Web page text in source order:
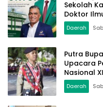
Sekolah
Doktor
Daerah
Putra
Upacara
Nasional
Daerah